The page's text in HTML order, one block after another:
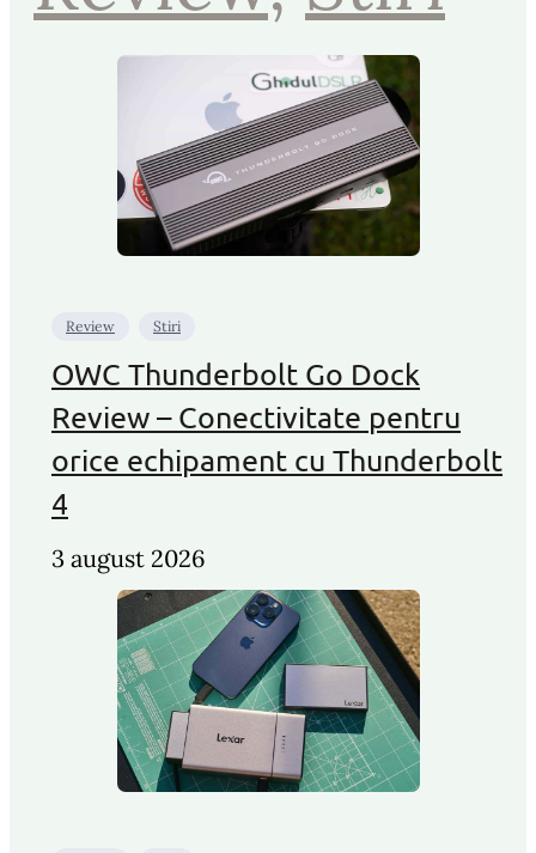
Review Stiri
OWC Thunderbolt Go Dock
Review – Conectivitate pentru
orice echipament cu Thunderbolt
4
3 august 2026